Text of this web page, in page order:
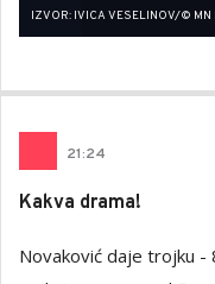
IZVOR: IVICA VESELINOV/© MN
21:24
Kakva drama!
Novaković daje trojku -